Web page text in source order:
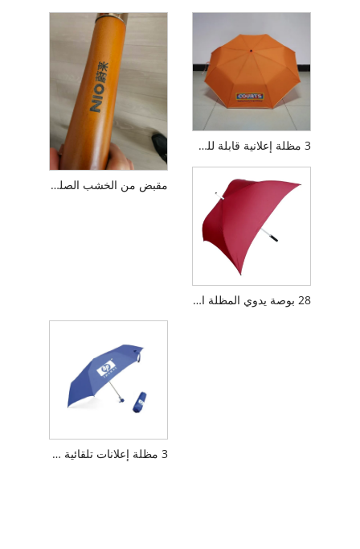
مقبض من الخشب الصلب NIO مظلة عمل مخصصة للإعلان عن مظلة الجولف
3 مظلة إعلانية قابلة للطي
28 بوصة يدوي المظلة المربعة الألياف الجولف
3 مظلة إعلانات تلقائية قابلة للطي